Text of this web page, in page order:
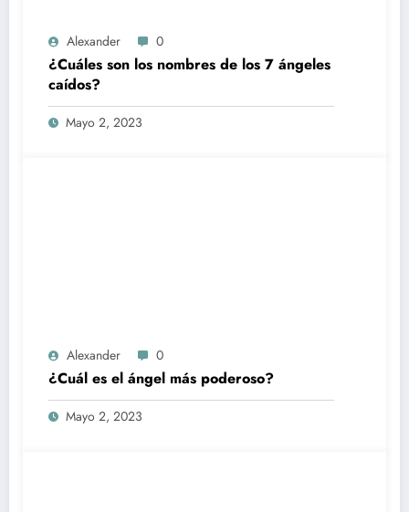
Alexander 0
¿Cuáles son los nombres de los 7 ángeles
caídos?
Mayo 2, 2023
Alexander 0
¿Cuál es el ángel más poderoso?
Mayo 2, 2023